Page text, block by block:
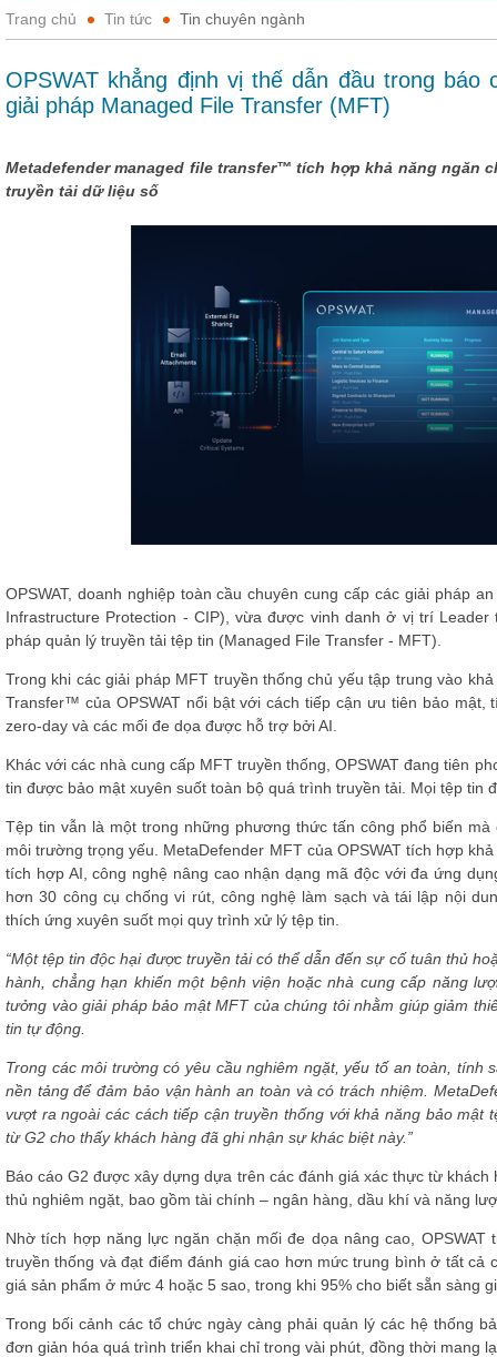
Trang chủ Tin tức Tin chuyên ngành
OPSWAT khẳng định vị thế dẫn đầu trong
giải pháp Managed File Transfer (MFT)
Metadefender managed file transfer™ tích hợp khả năng ngăn
truyền tải dữ liệu số
OPSWAT, doanh nghiệp toàn cầu chuyên cung cấp các giải pháp
Infrastructure Protection - CIP), vừa được vinh danh ở vị trí
pháp quản lý truyền tải tệp tin (Managed File Transfer - MFT).
Trong khi các giải pháp MFT truyền thống chủ yếu tập trung vào
Transfer™ của OPSWAT nổi bật với cách tiếp cận ưu tiên bảo
zero-day và các mối đe dọa được hỗ trợ bởi AI.
Khác với các nhà cung cấp MFT truyền thống, OPSWAT đang tiên
tin được bảo mật xuyên suốt toàn bộ quá trình truyền tải. Mọi tệp tin
Tệp tin vẫn là một trong những phương thức tấn công phổ biến mà
môi trường trọng yếu. MetaDefender MFTcủa OPSWATtích hợp khả
tích hợpAI, công nghệ nâng cao nhận dạng mã độc với đa ứng
hơn 30 công cụ chống vi rút, công nghệ làm sạch và tái lập nội
thích ứng xuyên suốt mọi quy trình xử lý tệp tin.
“Một tệp tin độc hại được truyền tải có thể dẫn đến sự cố tuân thủ
hành, chẳng hạn khiến một bệnh viện hoặc nhà cung cấp năng
tưởng vào giải pháp bảo mật MFT của chúng tôi nhằm giúp giảm
tin tự động.
Trong các môi trường có yêu cầu nghiêm ngặt, yếu tố an toàn, tính
nền tảngđể đảm bảo vận hành an toàn và có trách nhiệm.
vượt ra ngoài các cách tiếp cận truyền thống với khả năng bảo mật
từ G2 cho thấy khách hàng đã ghi nhận sự khác biệt này.”
Báo cáo G2 được xây dựng dựa trên các đánh giá xác thực từ
thủ nghiêm ngặt, bao gồm tài chính – ngân hàng, dầu khí và năng
Nhờ tích hợp năng lực ngăn chặn mối đe dọa nâng cao,
truyền thống và đạt điểm đánh giá cao hơn mức trung bình ở tất cả
giá sản phẩm ở mức 4 hoặc 5 sao, trong khi 95% cho biết sẵn sàng
Trong bối cảnh các tổ chức ngày càng phải quản lý các hệ thống
đơn giản hóa quá trình triển khai chỉ trong vài phút, đồng thời mang